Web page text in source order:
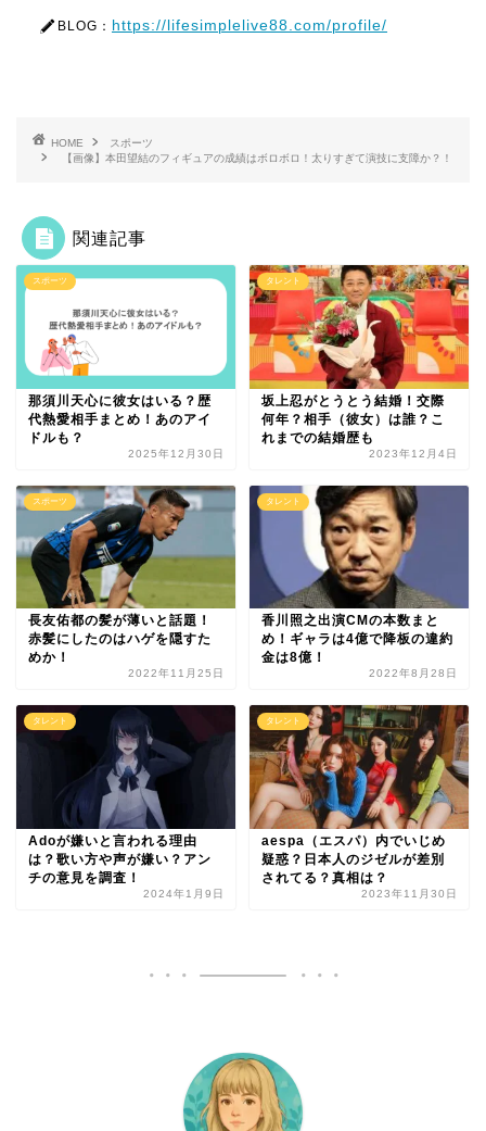
BLOG： https://lifesimplelive88.com/profile/
HOME
スポーツ
【画像】本田望結のフィギュアの成績はボロボロ！太りすぎて演技に支障か？！
関連記事
スポーツ
那須川天心に彼女はいる？歴
代熱愛相手まとめ！あのアイ
ドルも？
2025年12月30日
タレント
坂上忍がとうとう結婚！交際
何年？相手（彼女）は誰？こ
れまでの結婚歴も
2023年12月4日
スポーツ
長友佑都の髪が薄いと話題！
赤髪にしたのはハゲを隠すた
めか！
2022年11月25日
タレント
香川照之出演CMの本数まと
め！ギャラは4億で降板の違約
金は8億！
2022年8月28日
タレント
Adoが嫌いと言われる理由
は？歌い方や声が嫌い？アン
チの意見を調査！
2024年1月9日
タレント
aespa（エスパ）内でいじめ
疑惑？日本人のジゼルが差別
されてる？真相は？
2023年11月30日